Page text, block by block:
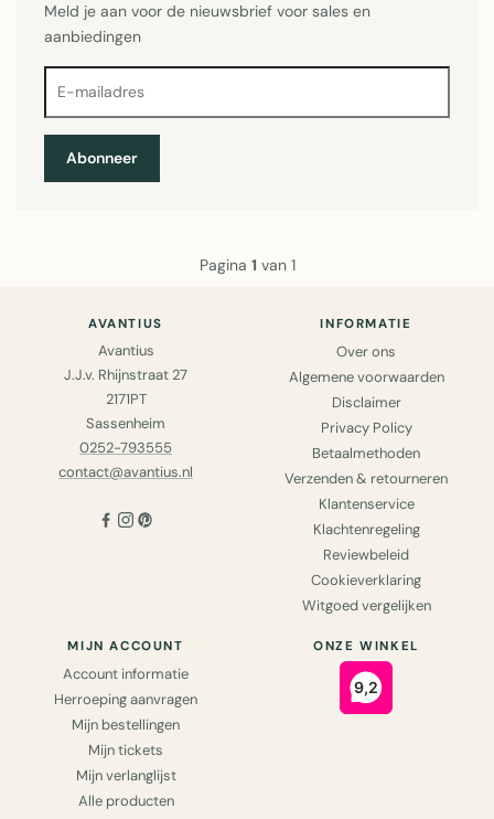
Meld je aan voor de nieuwsbrief voor sales en
aanbiedingen
Abonneer
Pagina 1 van 1
AVANTIUS
Avantius
J.J.v. Rhijnstraat 27
2171PT
Sassenheim
0252-793555
contact@avantius.nl
INFORMATIE
Over ons
Algemene voorwaarden
Disclaimer
Privacy Policy
Betaalmethoden
Verzenden & retourneren
Klantenservice
Klachtenregeling
Reviewbeleid
Cookieverklaring
Witgoed vergelijken
MIJN ACCOUNT
Account informatie
Herroeping aanvragen
Mijn bestellingen
Mijn tickets
Mijn verlanglijst
Alle producten
ONZE WINKEL